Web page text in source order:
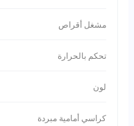
مشغل أقراص
تحكم بالحرارة
لون
كراسي أمامية مبردة